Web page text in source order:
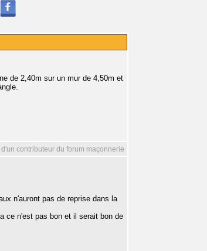
de 2,40m sur un mur de 4,50m et
contributeur du forum maçonnerie
n'auront pas de reprise dans la
ce n'est pas bon et il serait bon de